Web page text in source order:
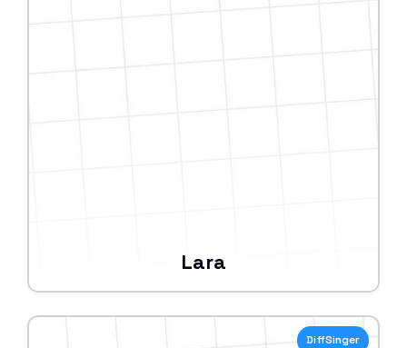
Lara
DiffSinger